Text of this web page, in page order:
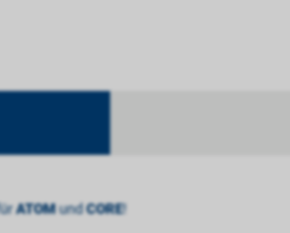
ATOMundCORE!